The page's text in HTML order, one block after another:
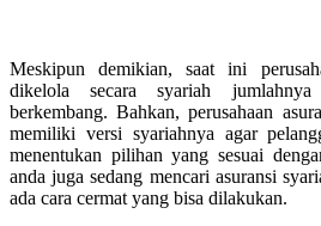
Meskipun demikian, saat ini
dikelola secara syariah
berkembang. Bahkan, perusahaan
memiliki versi syariahnya agar
menentukan pilihan yang sesuai
anda juga sedang mencari asuransi
ada cara cermat yang bisa dilakukan.